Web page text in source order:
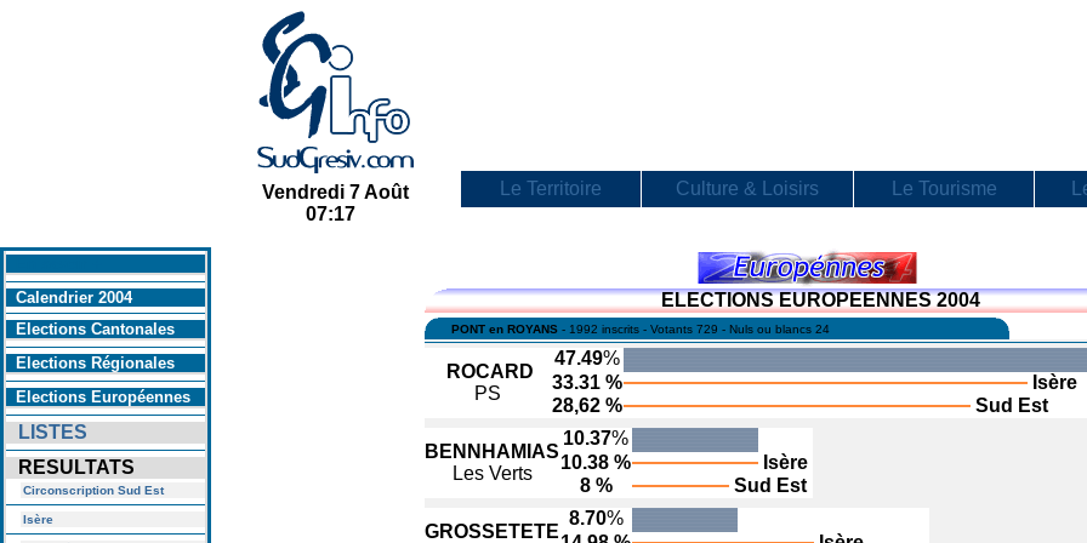
Vendredi 7 Août
07:17
Le Territoire Culture & Loisirs Le Tourisme
Calendrier 2004
Elections Cantonales
Elections Régionales
Elections Européennes
LISTES
RESULTATS
Circonscription Sud Est
Isère
ELECTIONS EUROPEENNES 2004
PONT en ROYANS - 1992 inscrits - Votants 729 - Nuls ou blancs 24
ROCARD
PS
47.49%
33.31 %
Isère
28,62 %
Sud Est
BENNHAMIAS
Les Verts
10.37%
10.38 %
Isère
8 %
Sud Est
GROSSETETE
8.70%